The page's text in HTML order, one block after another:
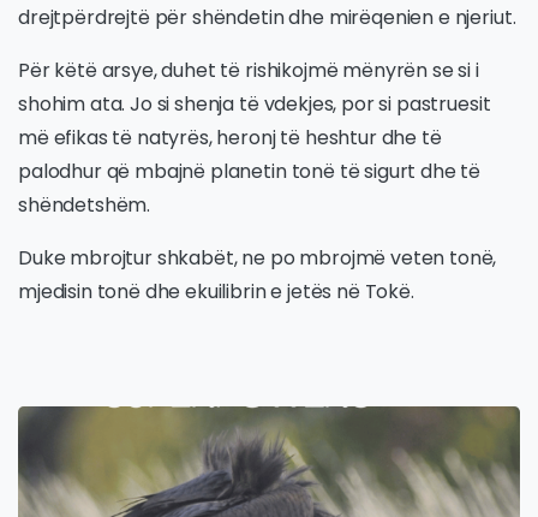
drejtpërdrejtë për shëndetin dhe mirëqenien e njeriut.
Për këtë arsye, duhet të rishikojmë mënyrën se si i
shohim ata. Jo si shenja të vdekjes, por si pastruesit
më efikas të natyrës, heronj të heshtur dhe të
palodhur që mbajnë planetin tonë të sigurt dhe të
shëndetshëm.
Duke mbrojtur shkabët, ne po mbrojmë veten tonë,
mjedisin tonë dhe ekuilibrin e jetës në Tokë.